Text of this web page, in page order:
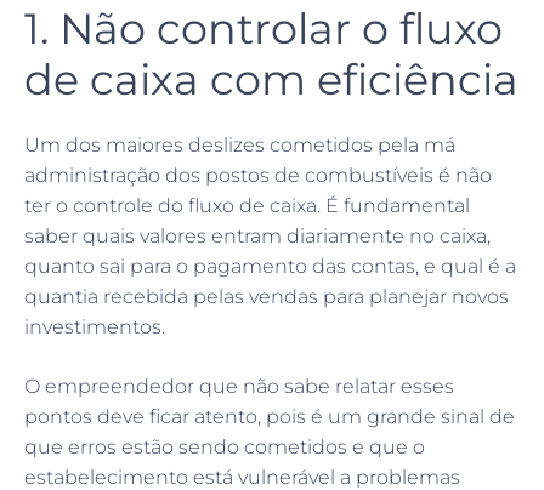
1. Não controlar o fluxo
de caixa com eficiência
Um dos maiores deslizes cometidos pela má
administração dos postos de combustíveis é não
ter o controle do fluxo de caixa. É fundamental
saber quais valores entram diariamente no caixa,
quanto sai para o pagamento das contas, e qual é a
quantia recebida pelas vendas para planejar novos
investimentos.
O empreendedor que não sabe relatar esses
pontos deve ficar atento, pois é um grande sinal de
que erros estão sendo cometidos e que o
estabelecimento está vulnerável a problemas